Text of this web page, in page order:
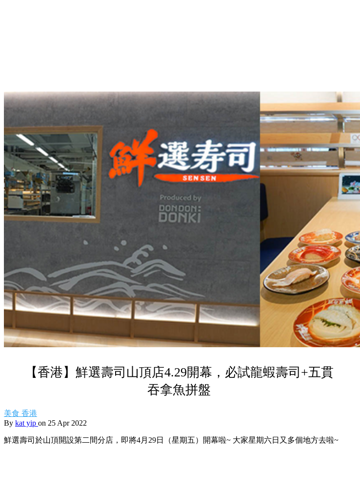
【香港】鮮選壽司山頂店4.29開幕，必試龍蝦壽司+五貫
吞拿魚拼盤
美食 香港
By kat yip on 25 Apr 2022
鮮選壽司於山頂開設第二間分店，即將4月29日（星期五）開幕啦~ 大家星期六日又多個地方去啦~